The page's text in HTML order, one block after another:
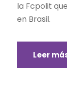
la Fcpolit
en Brasil.
Leer